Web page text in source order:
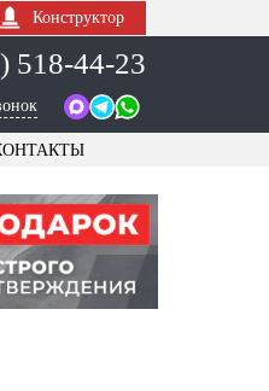
Конструктор
518-44-23